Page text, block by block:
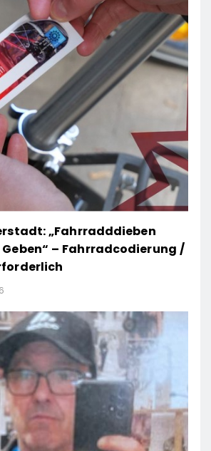
„Fahrradddieben
Geben“ – Fahrradcodierung /